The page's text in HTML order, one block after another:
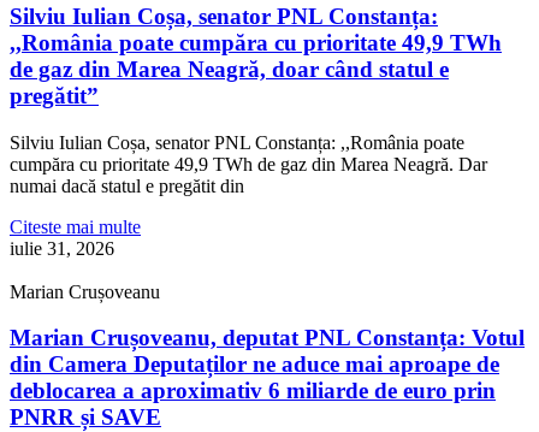
Silviu Iulian Coșa, senator PNL Constanța:
,,România poate cumpăra cu prioritate 49,9 TWh
de gaz din Marea Neagră, doar când statul e
pregătit”
Silviu Iulian Coșa, senator PNL Constanța: ,,România poate
cumpăra cu prioritate 49,9 TWh de gaz din Marea Neagră. Dar
numai dacă statul e pregătit din
Citeste mai multe
iulie 31, 2026
Marian Crușoveanu
Marian Crușoveanu, deputat PNL Constanța: Votul
din Camera Deputaților ne aduce mai aproape de
deblocarea a aproximativ 6 miliarde de euro prin
PNRR și SAVE